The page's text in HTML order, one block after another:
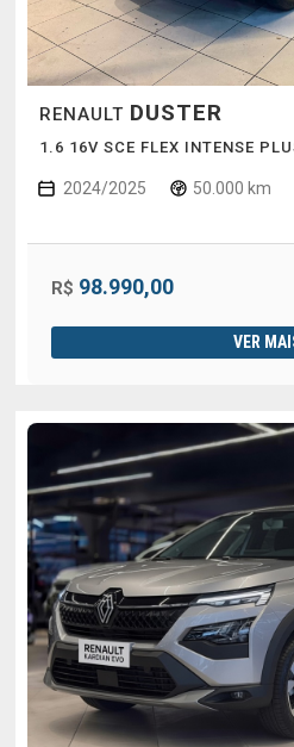
RENAULT DUSTER
1.6 16V SCE FLEX INTENSE
2024/2025 50.000 km
R$ 98.990,00
VER